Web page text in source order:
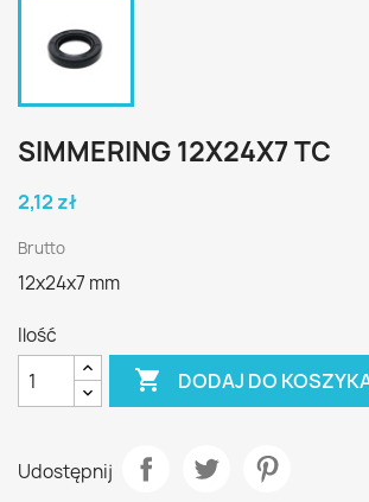
SIMMERING 12X24X7 TC
2,12 zł
Brutto
12x24x7 mm
Ilość
 DODAJ DO
Udostępnij